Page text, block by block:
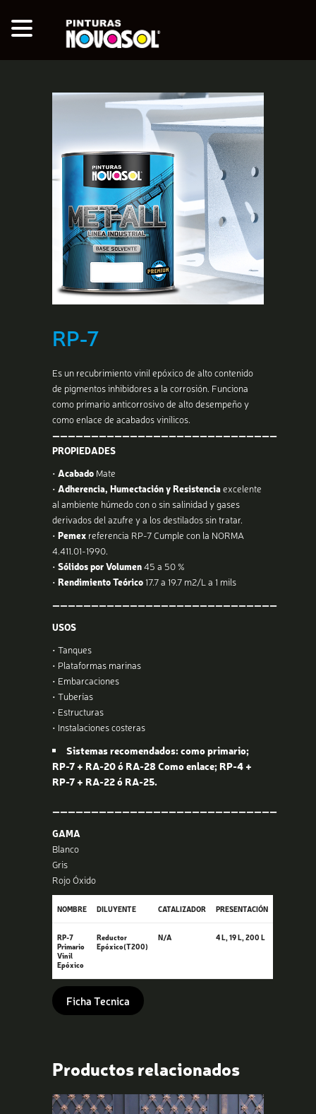
RP-7
Es un recubrimiento vinil epóxico de alto contenido
de pigmentos inhibidores a la corrosión. Funciona
como primario anticorrosivo de alto desempeño y
como enlace de acabados vinílicos.
—————————————————————————————
PROPIEDADES
• Acabado Mate
• Adherencia, Humectación y Resistenciaexcelente
al ambiente húmedo con o sin salinidad y gases
derivados del azufre y a los destilados sin tratar.
• Pemex referencia RP-7 Cumple con la NORMA
4.411.01-1990.
• Sólidos por Volumen45 a 50 %
• Rendimiento Teórico17.7 a 19.7 m2/L a 1 mils
—————————————————————————————
USOS
• Tanques
• Plataformas marinas
• Embarcaciones
• Tuberías
• Estructuras
• Instalaciones costeras
Sistemas recomendados: como primario;
RP-7 + RA-20 ó RA-28 Como enlace; RP-4 +
RP-7 + RA-22 ó RA-25.
—————————————————————————————
GAMA
Blanco
Gris
Rojo Óxido
NOMBRE DILUYENTE CATALIZADOR PRESENTACIÓN
RP-7
Primario
Vinil
Epóxico
Reductor
Epóxico(T200)
N/A 4 L, 19 L, 200 L
Ficha Tecnica
Productos relacionados